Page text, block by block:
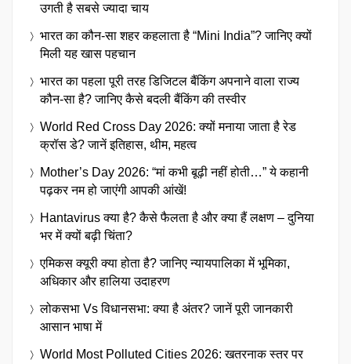
उगती है सबसे ज्यादा चाय
भारत का कौन-सा शहर कहलाता है “Mini India”? जानिए क्यों
मिली यह खास पहचान
भारत का पहला पूरी तरह डिजिटल बैंकिंग अपनाने वाला राज्य
कौन-सा है? जानिए कैसे बदली बैंकिंग की तस्वीर
World Red Cross Day 2026: क्यों मनाया जाता है रेड
क्रॉस डे? जानें इतिहास, थीम, महत्व
Mother’s Day 2026: “मां कभी बूढ़ी नहीं होती…” ये कहानी
पढ़कर नम हो जाएंगी आपकी आंखें!
Hantavirus क्या है? कैसे फैलता है और क्या हैं लक्षण – दुनिया
भर में क्यों बढ़ी चिंता?
एमिकस क्यूरी क्या होता है? जानिए न्यायपालिका में भूमिका,
अधिकार और हालिया उदाहरण
लोकसभा Vs विधानसभा: क्या है अंतर? जानें पूरी जानकारी
आसान भाषा में
World Most Polluted Cities 2026: खतरनाक स्तर पर